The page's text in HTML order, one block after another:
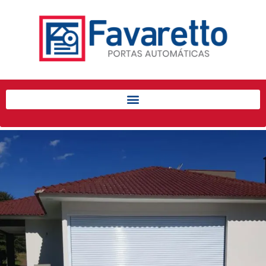
Início
Porta de Enrolar Automática
Automatizadores
Acessórios Para Portas de
Pintura eletrostática
Portfólio
Contato